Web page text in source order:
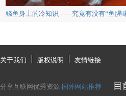
鲦鱼身上的冷知识——究竟有没有“鱼腥
关于我们 版权说明 友情链接
分享互联网优秀资源-国外网站推荐 目